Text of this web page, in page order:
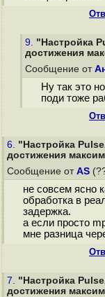
9. "Настройка
достижения
Сообщение от
Ну так это
поди тоже
6. "Настройка
достижения
Сообщение от AS
не совсем ясно
обработка в
задержка.
а если просто
мне разница
7. "Настройка
достижения